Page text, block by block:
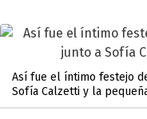
Así fue el íntimo festejo
Sofía Calzetti y la